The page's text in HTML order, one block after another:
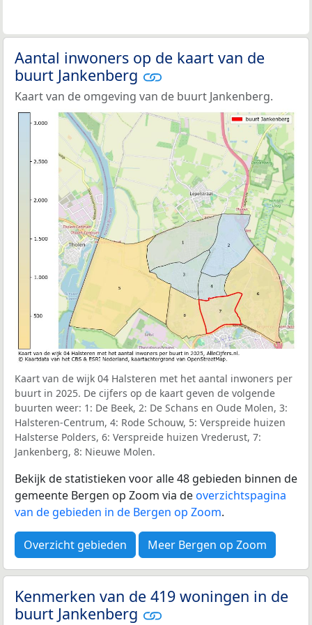
Aantal inwoners op de kaart van de
buurt Jankenberg
Kaart van de omgeving van de buurt Jankenberg.
Kaart van de wijk 04 Halsteren met het aantal inwoners per
buurt in 2025. De cijfers op de kaart geven de volgende
buurten weer: 1: De Beek, 2: De Schans en Oude Molen, 3:
Halsteren-Centrum, 4: Rode Schouw, 5: Verspreide huizen
Halsterse Polders, 6: Verspreide huizen Vrederust, 7:
Jankenberg, 8: Nieuwe Molen.
Bekijk de statistieken voor alle 48 gebieden binnen de
gemeente Bergen op Zoom via deoverzichtspagina
van de gebieden in de Bergen op Zoom.
Overzicht gebieden Meer Bergen op Zoom
Kenmerken van de 419 woningen in de
buurt Jankenberg